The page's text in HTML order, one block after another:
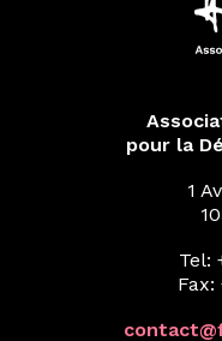
pour la
1
Tel:
Fax: